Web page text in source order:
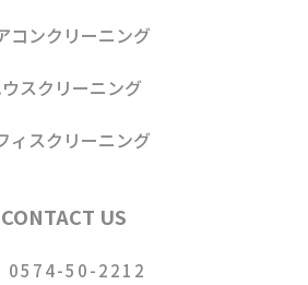
コンクリーニング
スクリーニング
ィスクリーニング
CONTACT US
0574-50-2212